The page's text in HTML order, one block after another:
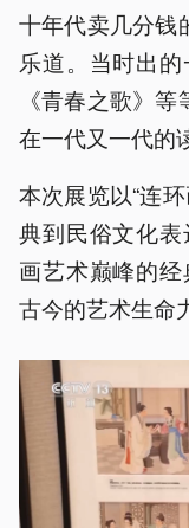
十年代卖几分钱
乐道。当时出
《青春之歌》
在一代又一代的
本次展览以“连
典到民俗文化
画艺术巅峰的
古今的艺术生命